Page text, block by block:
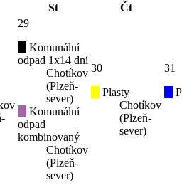
St Čt
29
Komunální
odpad 1x14 dní
Chotíkov
(Plzeň-
sever)
Komunální
odpad
kombinovaný
Chotíkov
(Plzeň-
sever)
30
Plasty
Chotíkov
(Plzeň-
sever)
31